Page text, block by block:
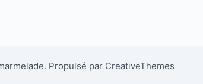
Propulsé par CreativeThemes